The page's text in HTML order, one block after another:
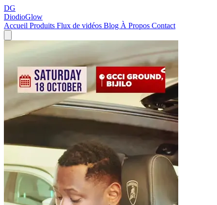
DG
DiodioGlow
Accueil Produits Flux de vidéos Blog À Propos Contact